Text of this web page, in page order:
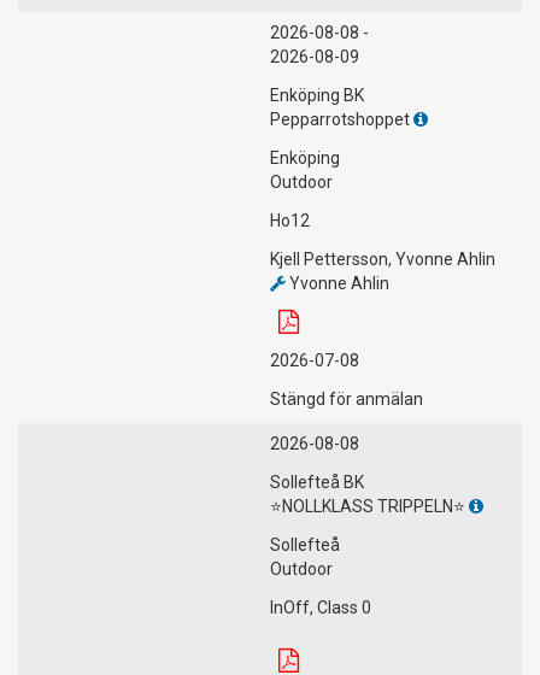
2026-08-08 -
2026-08-09
Enköping BK
Pepparrotshoppet
Enköping
Outdoor
Ho12
Kjell Pettersson, Yvonne Ahlin
Yvonne Ahlin
2026-07-08
Stängd för anmälan
2026-08-08
Sollefteå BK
⭐️NOLLKLASS TRIPPELN⭐️
Sollefteå
Outdoor
InOff, Class 0